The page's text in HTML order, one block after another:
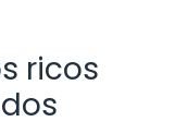
ricos